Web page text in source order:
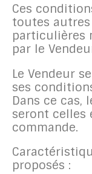
Ces
toutes
particulières
par le
Le Vendeur
ses
Dans ce cas,
seront celles
commande.
proposés :